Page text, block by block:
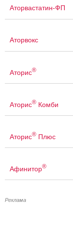
Аторвастатин-ФП
Аторвокс
Аторис®
Аторис® Комби
Аторис® Плюс
Афинитор®
Реклама